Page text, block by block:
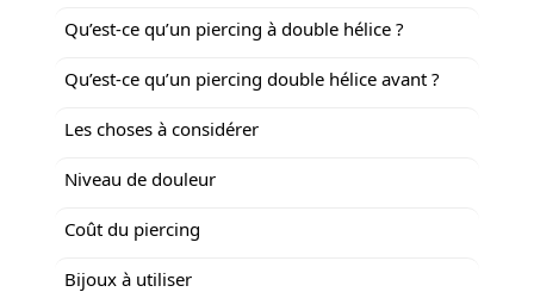
Qu’est-ce qu’un piercing à double hélice ?
Qu’est-ce qu’un piercing double hélice avant ?
Les choses à considérer
Niveau de douleur
Coût du piercing
Bijoux à utiliser